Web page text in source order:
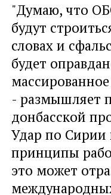
"Думаю, что
будут
словах и
будет
- размышляет
донбасской
Удар по Сирии
принципы
это может